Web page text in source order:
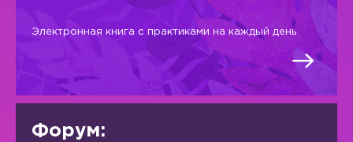
Электронная книга с практиками на каждый день
Форум: